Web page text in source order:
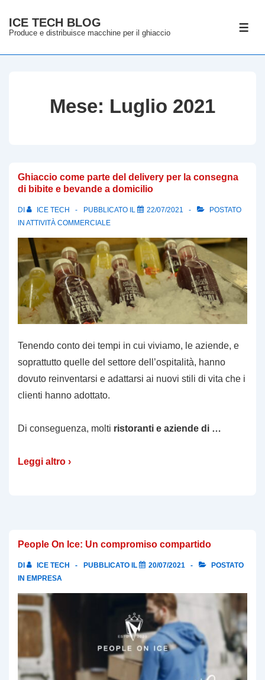
Vai
contenuto
ICE TECH BLOG
Produce e distribuisce macchine per il ghiaccio
Mese: Luglio 2021
Ghiaccio come parte del delivery per la consegna
di bibite e bevande a domicilio
DI ICE TECH PUBBLICATO IL 22/07/2021
POSTATO
IN ATTIVITÀ COMMERCIALE
Tenendo conto dei tempi in cui viviamo, le aziende, e
soprattutto quelle del settore dell’ospitalità, hanno
dovuto reinventarsi e adattarsi ai nuovi stili di vita che i
clienti hanno adottato.
Di conseguenza, molti ristoranti e aziende di …
Leggi altro ›
People On Ice: Un compromiso compartido
DI ICE TECH PUBBLICATO IL 20/07/2021
POSTATO
IN EMPRESA